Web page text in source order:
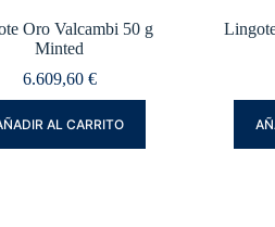
Oro Valcambi 50 g
Minted
6.609,60 €
AL CARRITO